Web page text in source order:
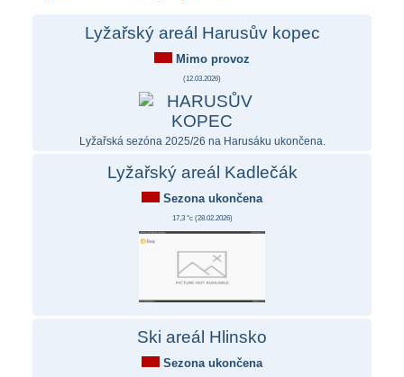
Lyžařský areál Harusův kopec
Mimo provoz
(12.03.2026)
Lyžařská sezóna 2025/26 na Harusáku ukončena.
Lyžařský areál Kadlečák
Sezona ukončena
17,3 °c (28.02.2026)
Ski areál Hlinsko
Sezona ukončena